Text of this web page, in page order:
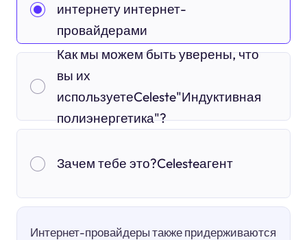
интернету интернет-
провайдерами
Как мы можем быть уверены, что
вы их
используетеCeleste"Индуктивная
полиэнергетика"?
Зачем тебе это?Celesteагент
Интернет-провайдеры также придерживаются